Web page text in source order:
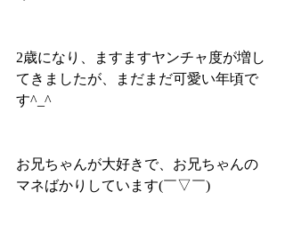
2歳になり、ますますヤンチャ度が増し
てきましたが、まだまだ可愛い年頃で
す^_^
お兄ちゃんが大好きで、お兄ちゃんの
マネばかりしています(￣▽￣)